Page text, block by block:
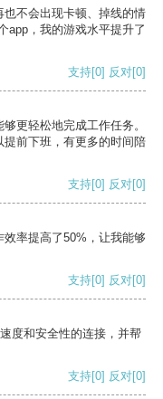
不会出现卡顿、掉线的情
app，我的游戏水平提升了
支持[0] 反对[0]
更轻松地完成工作任务。
前下班，有更多的时间陪
支持[0] 反对[0]
率提高了50%，让我能够
支持[0] 反对[0]
度和安全性的连接，并帮
支持[0] 反对[0]